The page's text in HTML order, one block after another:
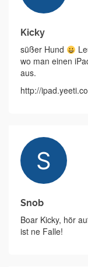
Kicky
süßer Hund
wo man einen
aus.
http://
Snob
Boar Kicky, hör
ist ne Falle!